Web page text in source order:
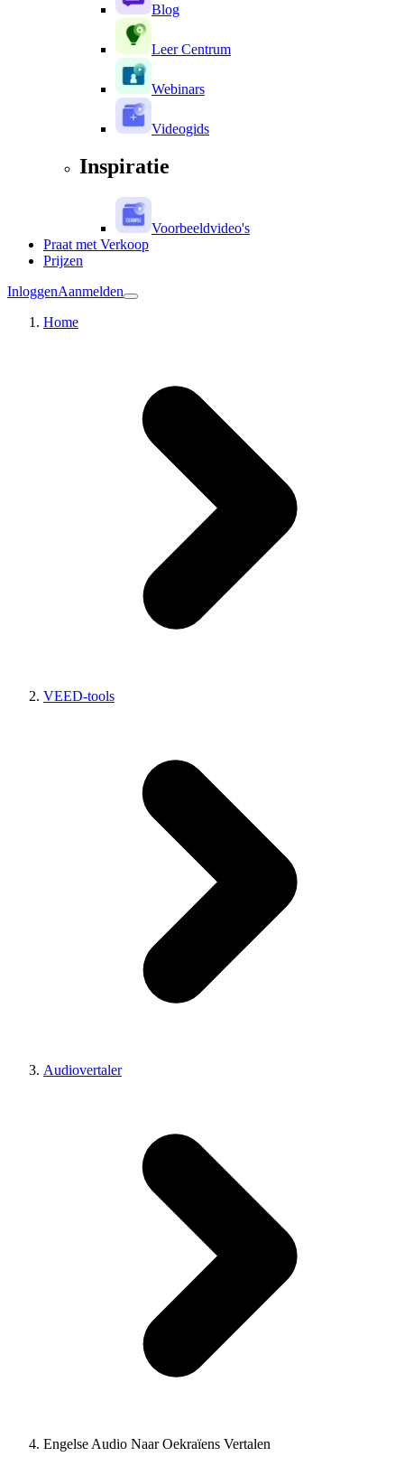
Blog
Leer Centrum
Webinars
Videogids
Inspiratie
Voorbeeldvideo's
Praat met Verkoop
Prijzen
InloggenAanmelden
Home
VEED-tools
Audiovertaler
Engelse Audio Naar Oekraïens Vertalen